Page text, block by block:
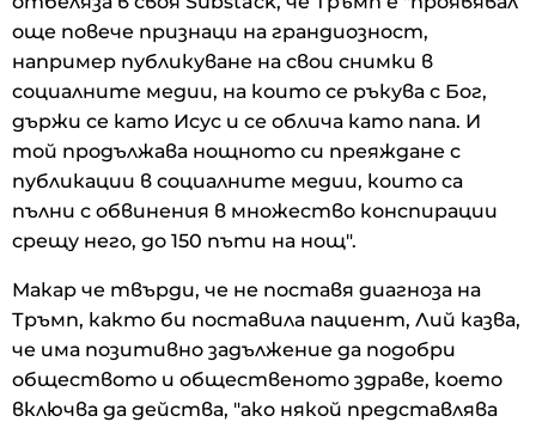
още повече признаци на грандиозност,
например публикуване на свои снимки в
социалните медии, на които се ръкува с Бог,
държи се като Исус и се облича като папа. И
той продължава нощното си преяждане с
публикации в социалните медии, които са
пълни с обвинения в множество конспирации
срещу него, до 150 пъти на нощ".
Макар че твърди, че не поставя диагноза на
Тръмп, както би поставила пациент, Лий казва,
че има позитивно задължение да подобри
обществото и общественото здраве, което
включва да действа, "ако някой представлява